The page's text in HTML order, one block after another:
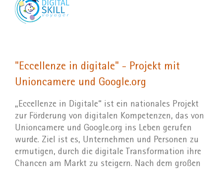
"Eccellenze in digitale" - Projekt mit
Unioncamere und Google.org
„Eccellenze in Digitale“ ist ein nationales Projekt
zur Förderung von digitalen Kompetenzen, das von
Unioncamere und Google.org ins Leben gerufen
wurde. Ziel ist es, Unternehmen und Personen zu
ermutigen, durch die digitale Transformation ihre
Chancen am Markt zu steigern. Nach dem großen